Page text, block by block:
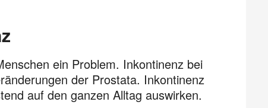
ein Problem. Inkontinenz bei
der Prostata. Inkontinenz
auf den ganzen Alltag auswirken.